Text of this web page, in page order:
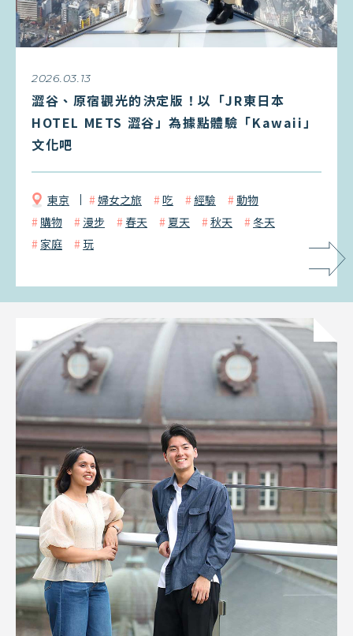
2026.03.13
澀谷、原宿觀光的決定版！以「JR東日本
HOTEL METS 澀谷」為據點體驗「Kawaii」
文化吧
東京 婦女之旅 吃 經驗
動物
購物
漫步 春天 夏天 秋天
冬天
家庭
玩